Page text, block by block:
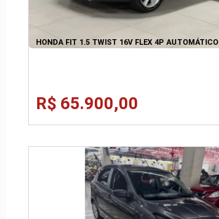
HONDA FIT 1.5 TWIST 16V FLEX 4P AUTOMÁTICO
R$ 65.900,00